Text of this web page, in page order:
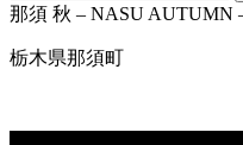
那須 秋 – NASU AUTUMN
栃木県那須町